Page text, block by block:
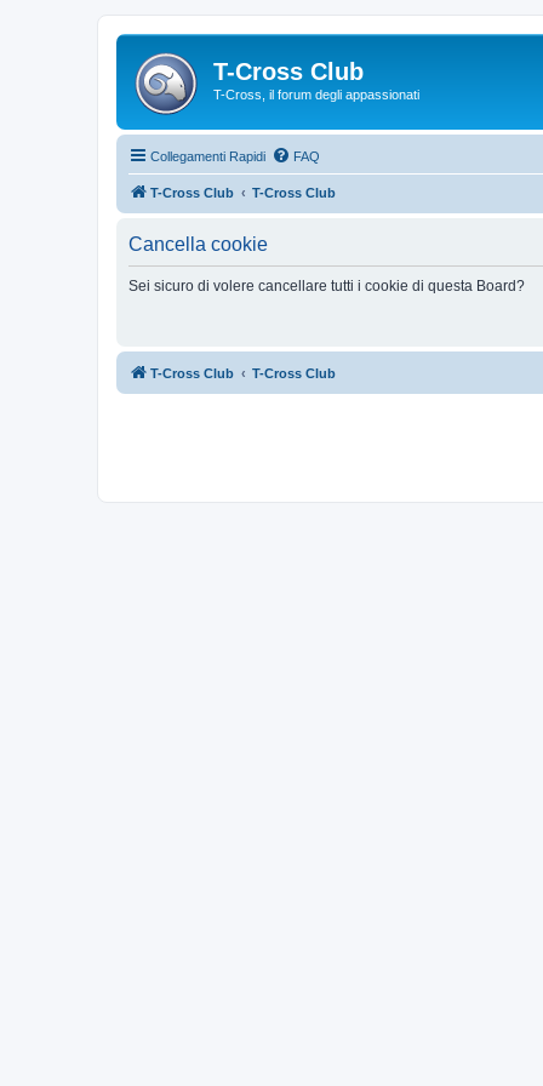
T-Cross Club
T-Cross, il forum degli appassionati
Collegamenti Rapidi FAQ
T-Cross Club T-Cross Club
Cancella cookie
Sei sicuro di volere cancellare tutti i cookie di questa Board?
T-Cross Club T-Cross Club